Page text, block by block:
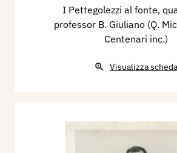
I Pettegolezzi al fonte,
professor B. Giuliano (Q.
Centenari inc.)
Visualizza scheda